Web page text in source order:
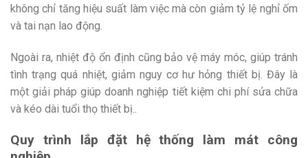
không chỉ tăng hiệu suất làm việc mà còn giảm tỷ lệ nghỉ ốm
và tai nạn lao động.
Ngoài ra, nhiệt độ ổn định cũng bảo vệ máy móc, giúp tránh
tình trạng quá nhiệt, giảm nguy cơ hư hỏng thiết bị. Đây là
một giải pháp giúp doanh nghiệp tiết kiệm chi phí sửa chữa
và kéo dài tuổi thọ thiết bị..
Quy trình lắp đặt hệ thống làm mát công